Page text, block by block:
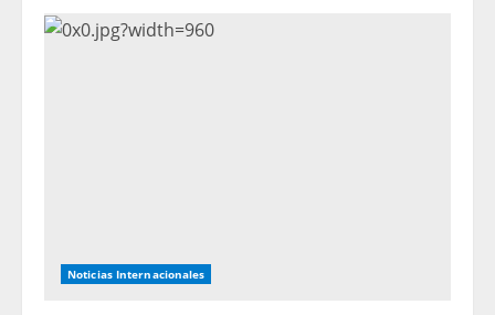
Noticias Internacionales